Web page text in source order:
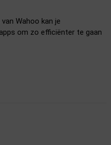
Wahoo kan je
om zo efficiënter te gaan